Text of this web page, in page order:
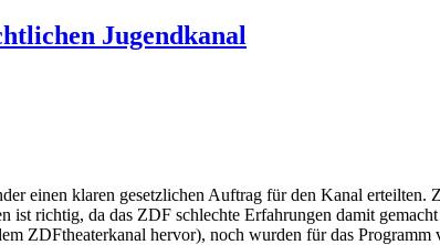
Jugendkanal
einen klaren gesetzlichen Auftrag für den Kanal
ist richtig, da das ZDF schlechte Erfahrungen damit
ZDFtheaterkanal hervor), noch wurden für das Programm